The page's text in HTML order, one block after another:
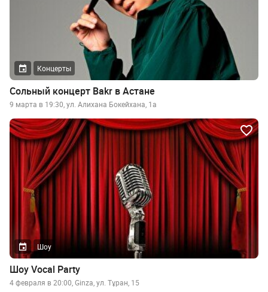
Концерты
Сольный концерт Bakr в Астане
9 марта в 19:30, ул. Алихана Бокейхана, 1а
Шоу
Шоу Vocal Party
4 февраля в 20:00, Ginza, ул. Тұран, 15